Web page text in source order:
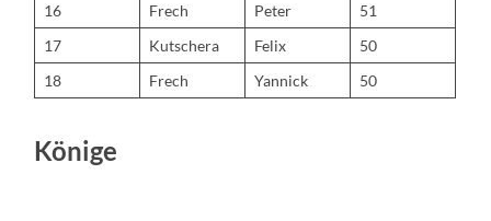
16
Frech Peter
51
17
Kutschera Felix
50
18
Frech Yannick 50
Könige